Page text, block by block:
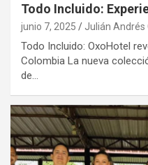
Todo Incluido:
junio 7, 2025 Julián Andrés
Todo Incluido: OxoHotel
Colombia La nueva
de…